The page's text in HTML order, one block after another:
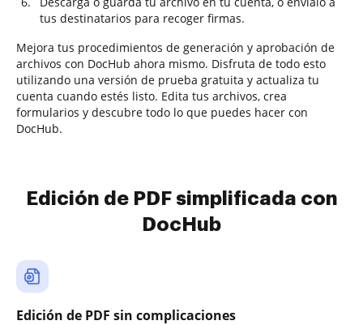
tus destinatarios para recoger firmas.
Mejora tus procedimientos de generación y aprobación de
archivos con DocHub ahora mismo. Disfruta de todo esto
utilizando una versión de prueba gratuita y actualiza tu
cuenta cuando estés listo. Edita tus archivos, crea
formularios y descubre todo lo que puedes hacer con
DocHub.
Edición de PDF simplificada con
DocHub
Edición de PDF sin complicaciones